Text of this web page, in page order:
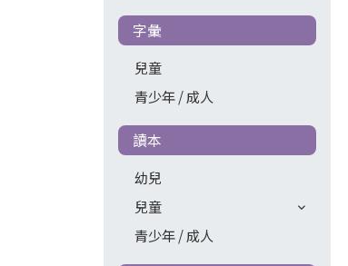
字彙
兒童
青少年 / 成人
讀本
幼兒
兒童
青少年 / 成人